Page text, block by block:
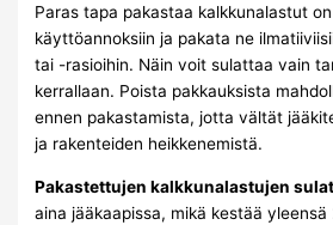
Paras tapa pakastaa kalkkunalastut
käyttöannoksiin ja pakata ne
tai -rasioihin. Näin voit sulattaa vain
kerrallaan. Poista pakkauksista
ennen pakastamista, jotta vältät
ja rakenteiden heikkenemistä.
Pakastettujen kalkkunalastujen
aina jääkaapissa, mikä kestää